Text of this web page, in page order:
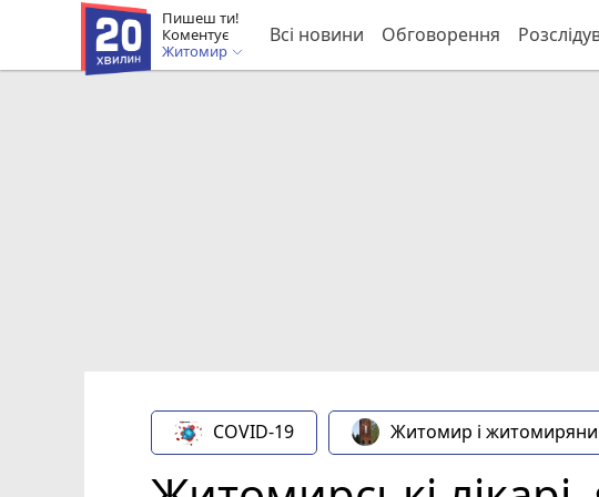
Пишеш ти!
Коментує
Житомир
Всі новини Обговорення
COVID-19 Житомир і житомиряни